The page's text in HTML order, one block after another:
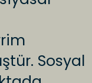
Sosyal